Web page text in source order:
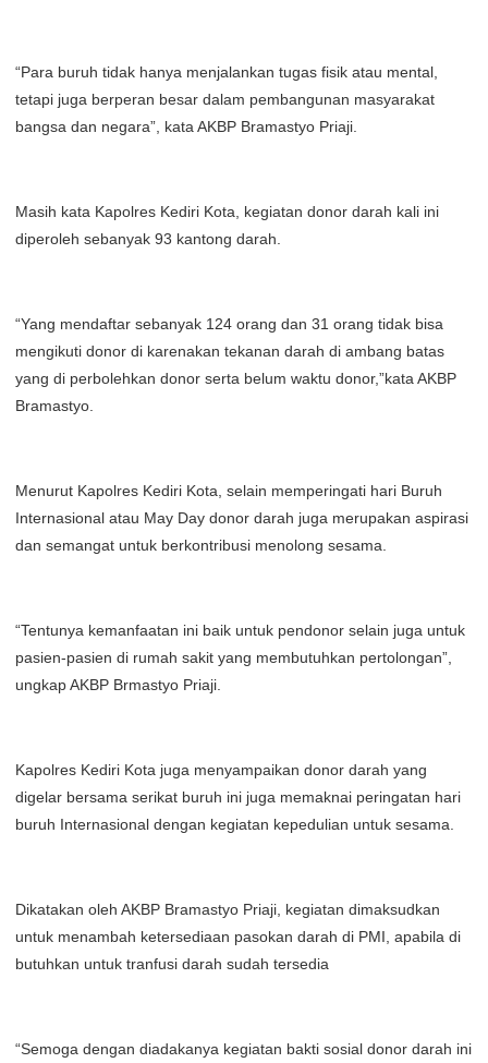
“Para buruh tidak hanya menjalankan tugas fisik atau mental,
tetapi juga berperan besar dalam pembangunan masyarakat
bangsa dan negara”, kata AKBP Bramastyo Priaji.
Masih kata Kapolres Kediri Kota, kegiatan donor darah kali ini
diperoleh sebanyak 93 kantong darah.
“Yang mendaftar sebanyak 124 orang dan 31 orang tidak bisa
mengikuti donor di karenakan tekanan darah di ambang batas
yang di perbolehkan donor serta belum waktu donor,”kata AKBP
Bramastyo.
Menurut Kapolres Kediri Kota, selain memperingati hari Buruh
Internasional atau May Day donor darah juga merupakan aspirasi
dan semangat untuk berkontribusi menolong sesama.
“Tentunya kemanfaatan ini baik untuk pendonor selain juga untuk
pasien-pasien di rumah sakit yang membutuhkan pertolongan”,
ungkap AKBP Brmastyo Priaji.
Kapolres Kediri Kota juga menyampaikan donor darah yang
digelar bersama serikat buruh ini juga memaknai peringatan hari
buruh Internasional dengan kegiatan kepedulian untuk sesama.
Dikatakan oleh AKBP Bramastyo Priaji, kegiatan dimaksudkan
untuk menambah ketersediaan pasokan darah di PMI, apabila di
butuhkan untuk tranfusi darah sudah tersedia
“Semoga dengan diadakanya kegiatan bakti sosial donor darah ini